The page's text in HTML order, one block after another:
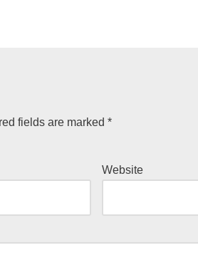
fields are marked *
Website